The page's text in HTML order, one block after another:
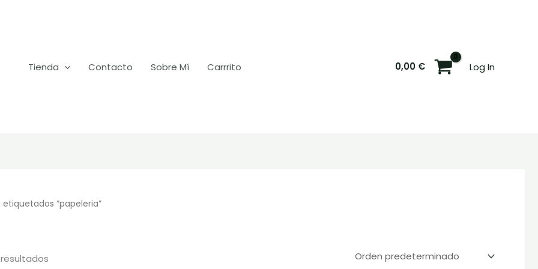
Tienda Contacto Sobre Mí Carrrito 0,00 € Log In
“papeleria”